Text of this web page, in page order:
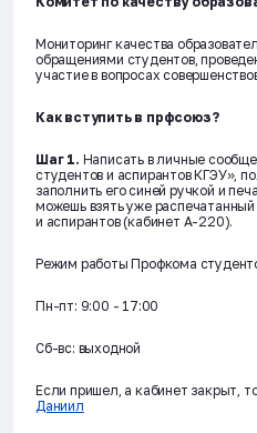
Мониторинг качества
обращениями студентов,
участие в вопросах
Как вступить в прфсоюз?
Шаг 1. Написать в личные
студентов и аспирантов КГЭУ»,
заполнить его синей ручкой и
можешь взять уже
и аспирантов (кабинет А-220).
Режим работы Профкома
Пн-пт: 9:00 - 17:00
Сб-вс: выходной
Если пришел, а кабинет закрыт,
Даниил